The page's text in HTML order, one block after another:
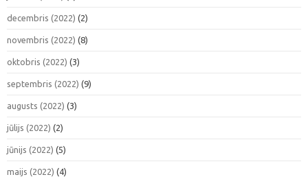
decembris (2022) (2)
novembris (2022) (8)
oktobris (2022) (3)
septembris (2022) (9)
augusts (2022) (3)
jūlijs (2022) (2)
jūnijs (2022) (5)
maijs (2022) (4)